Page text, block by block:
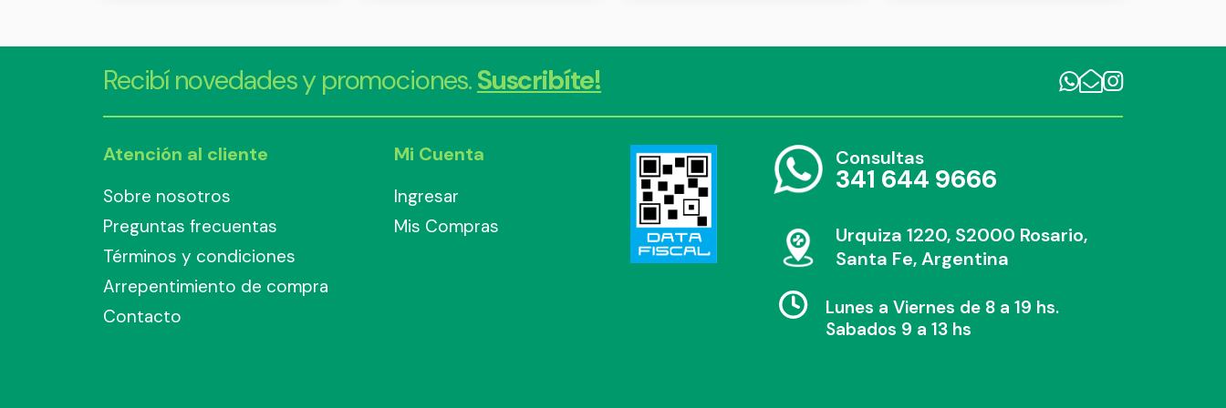
Recibí novedades y promociones.Suscribíte!
Atención al cliente
Sobre nosotros
Preguntas frecuentas
Términos y condiciones
Arrepentimiento de compra
Contacto
Mi Cuenta
Ingresar
Mis Compras
Consultas
341 644 9666
Urquiza 1220, S2000 Rosario,
Santa Fe, Argentina
Lunes a Viernes de 8 a 19 hs.
Sabados 9 a 13 hs